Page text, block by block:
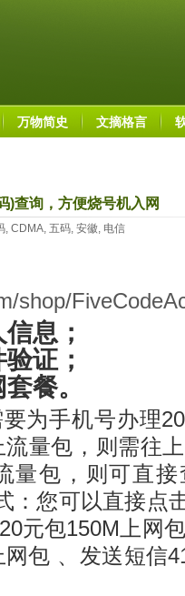
万物简史 文摘格言
)查询，方便烧号机入网
, CDMA, 五码, 安徽, 电信
shop/
息；
证；
餐。
为手机号办理
量包，则需往
量包，则可直
：您可以直接点
元包150M上网
包 、发送短信